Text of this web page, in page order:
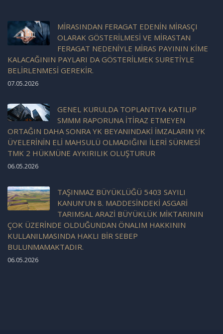
MİRASINDAN FERAGAT EDENİN MİRASÇI
OLARAK GÖSTERİLMESİ VE MİRASTAN
FERAGAT NEDENİYLE MİRAS PAYININ KİME
KALACAĞININ PAYLARI DA GÖSTERİLMEK SURETİYLE
BELİRLENMESİ GEREKİR.
07.05.2026
GENEL KURULDA TOPLANTIYA KATILIP
SMMM RAPORUNA İTİRAZ ETMEYEN
ORTAĞIN DAHA SONRA YK BEYANINDAKİ İMZALARIN YK
ÜYELERİNİN ELİ MAHSULÜ OLMADIĞINI İLERİ SÜRMESİ
TMK 2 HÜKMÜNE AYKIRILIK OLUŞTURUR
06.05.2026
TAŞINMAZ BÜYÜKLÜĞÜ 5403 SAYILI
KANUN’UN 8. MADDESİNDEKİ ASGARİ
TARIMSAL ARAZİ BÜYÜKLÜK MİKTARININ
ÇOK ÜZERİNDE OLDUĞUNDAN ÖNALIM HAKKININ
KULLANILMASINDA HAKLI BİR SEBEP
BULUNMAMAKTADIR.
06.05.2026